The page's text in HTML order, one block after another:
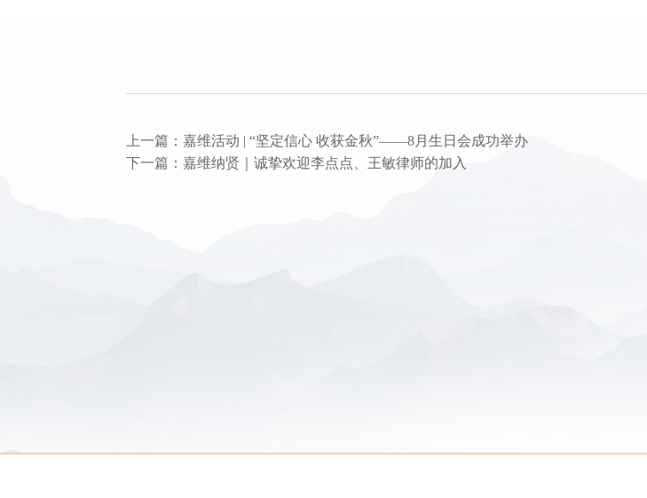
上一篇：嘉维活动 | “坚定信心 收获金秋”——8月生日会成功举办
下一篇：嘉维纳贤｜诚挚欢迎李点点、王敏律师的加入